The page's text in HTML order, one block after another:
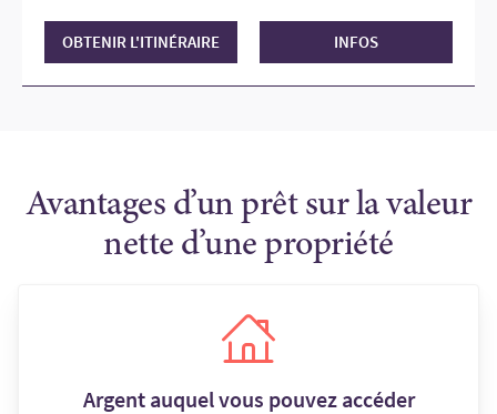
OBTENIR L'ITINÉRAIRE INFOS
Avantages d’un prêt sur la valeur
nette d’une propriété
Argent auquel vous pouvez accéder